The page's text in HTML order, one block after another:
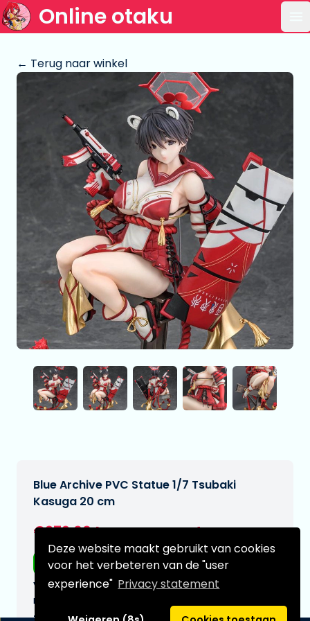
Deze website maakt gebruikt van cookies
voor het verbeteren van de "user
experience" Privacy statement
Online otaku
← Terug naar winkel
Blue Archive PVC Statue 1/7 Tsubaki
Kasuga 20 cm
€279,00
Gratis verzending
Verwachtte leverdatum:
n.v.t.